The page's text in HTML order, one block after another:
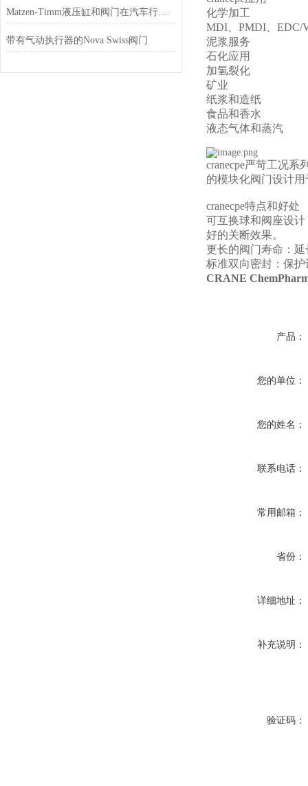
Matzen-Timm液压缸和阀门在汽车行业的应用
带有气动执行器的Nova Swiss阀门
化学加工
MDI、PMDI、EDC/
泥浆服务
石化应用
加氢裂化
矿业
纸浆和造纸
食品和香水
液态气体和蒸汽
cranecpe严苛工况
的模块化阀门设计用
cranecpe特点和好处
可互换球和阀座设
好的关断效果。
更长的阀门寿命：
标准双向密封：保
CRANE
产品：
您的单位：
您的姓名：
联系电话：
常用邮箱：
省份：
详细地址：
补充说明：
验证码：